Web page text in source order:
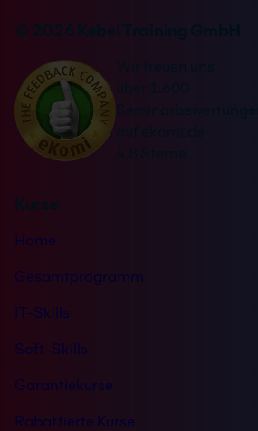
e
t
ä
n
i
*
n
i
e
© 2026 Kebel Training GmbH
Wir freuen uns
über 1.600
Seminarbewertungen
auf ekomi.de
4,8 Sterne
Kurse
Home
Gesamtprogramm
IT-Skills
Soft-Skills
Garantiekurse
Rabattierte Kurse